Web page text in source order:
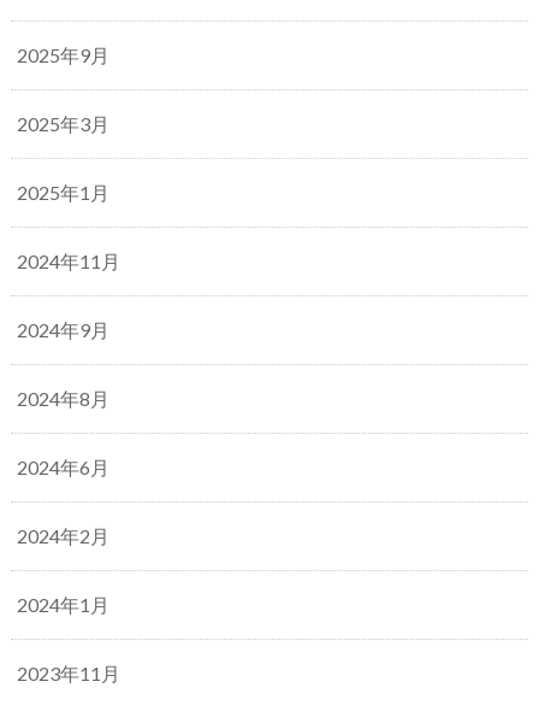
2025年9月
2025年3月
2025年1月
2024年11月
2024年9月
2024年8月
2024年6月
2024年2月
2024年1月
2023年11月